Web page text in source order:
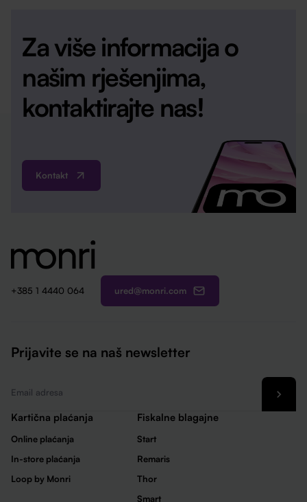
Za više informacija o
našim rješenjima,
kontaktirajte nas!
Kontakt
+385 1 4440 064 ured@monri.com
Prijavite se na naš newsletter
Kartična plaćanja
Online plaćanja
In-store plaćanja
Loop by Monri
Fiskalne blagajne
Start
Remaris
Thor
Smart